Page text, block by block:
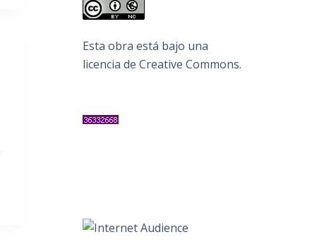
Esta obra está bajo una
licencia de Creative Commons.